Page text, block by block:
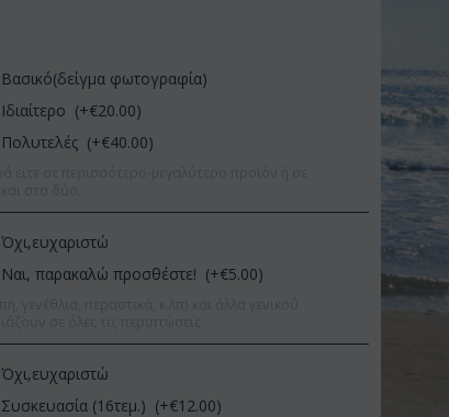
Βασικό(δείγμα φωτογραφία)
Ιδιαίτερο (+€20.00)
Πολυτελές (+€40.00)
Όχι,ευχαριστώ
Ναι, παρακαλώ προσθέστε! (+€5.00)
Όχι,ευχαριστώ
Συσκευασία (16τεμ.) (+€12.00)